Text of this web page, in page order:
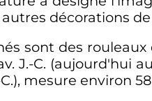
décorations
sont des rouleaux
J.-C. (aujourd'hui au
C.), mesure environ